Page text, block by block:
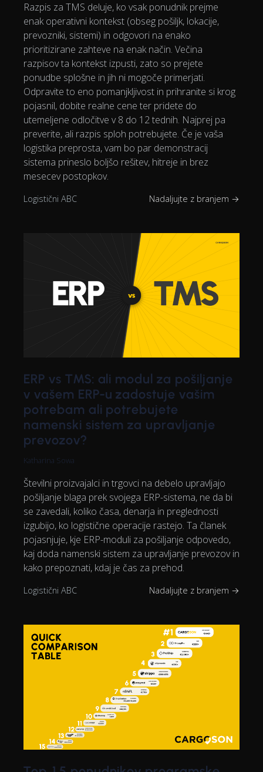
Razpis za TMS deluje, ko vsak ponudnik prejme
enak operativni kontekst (obseg pošiljk, lokacije,
prevozniki, sistemi) in odgovori na enako
prioritizirane zahteve na enak način. Večina
razpisov ta kontekst izpusti, zato so prejete
ponudbe splošne in jih ni mogoče primerjati.
Odpravite to eno pomanjkljivost in prihranite si krog
pojasnil, dobite realne cene ter pridete do
utemeljene odločitve v 8 do 12 tednih. Najprej pa
preverite, ali razpis sploh potrebujete. Če je vaša
logistika preprosta, vam bo par demonstracij
sistema prineslo boljšo rešitev, hitreje in brez
mesecev postopkov.
Logistični ABC Nadaljujte z branjem →
ERP vs TMS: ali modul za pošiljanje
v vašem ERP-u zadostuje vašim
potrebam ali potrebujete
namenski sistem za upravljanje
prevozov?
Katharina Sowa
Številni proizvajalci in trgovci na debelo upravljajo
pošiljanje blaga prek svojega ERP-sistema, ne da bi
se zavedali, koliko časa, denarja in preglednosti
izgubijo, ko logistične operacije rastejo. Ta članek
pojasnjuje, kje ERP-moduli za pošiljanje odpovedo,
kaj doda namenski sistem za upravljanje prevozov in
kako prepoznati, kdaj je čas za prehod.
Logistični ABC Nadaljujte z branjem →